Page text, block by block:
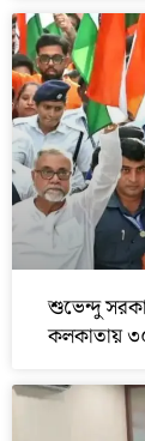
শুভেন্দু
কলকাতায়